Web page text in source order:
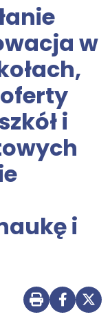
w
i
i
Drukuj